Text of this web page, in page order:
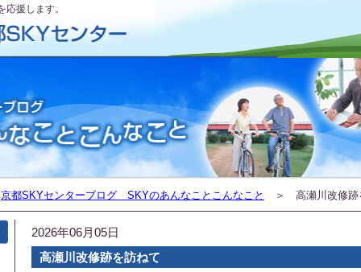
援します。
京都SKYセンターブログ SKYのあんなことこんなこと ＞ 高瀬川改修跡
2026年06月05日
高瀬川改修跡を訪ねて